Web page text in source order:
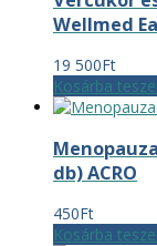
Wellmed
19 500Ft
Kosárba
db) ACRO
450Ft
Kosárba